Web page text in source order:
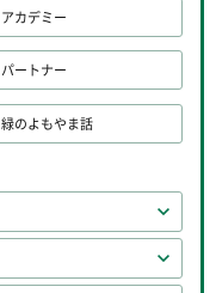
アカデミー
パートナー
緑のよもやま話